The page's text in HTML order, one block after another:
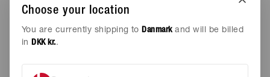
Choose your location
You are currently shipping toDanmarkand will be billed
inDKK kr..
KOMMER PÅ LAGER IGEN